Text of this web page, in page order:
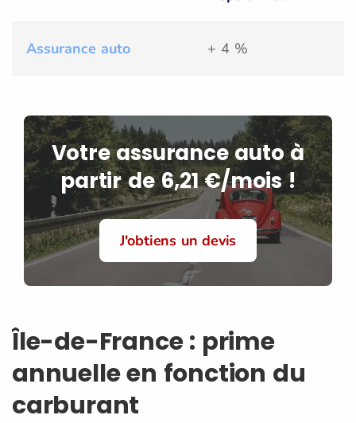
Assurance auto + 4 %
Votre assurance auto à
partir de 6,21 €/mois !
J'obtiens un devis
Île-de-France : prime
annuelle en fonction du
carburant